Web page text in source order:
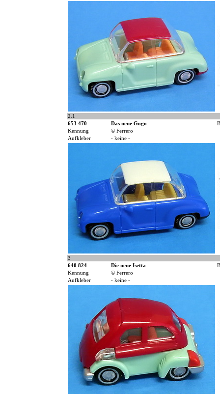
2.1
653 470
Das neue Gogo
Kennung
© Ferrero
Aufkleber
- keine -
3
640 824
Die neue Isetta
Kennung
© Ferrero
Aufkleber
- keine -